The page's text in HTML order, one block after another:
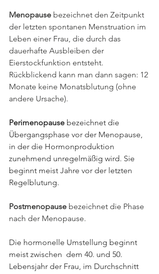
Menopause bezeichnet den Zeitpunkt
der letzten spontanen Menstruation im
Leben einer Frau, die durch das
dauerhafte Ausbleiben der
Eierstockfunktion entsteht.
Rückblickend kann man dann sagen: 12
Monate keine Monatsblutung (ohne
andere Ursache).
Perimenopause bezeichnet die
Übergangsphase vor der Menopause,
in der die Hormonproduktion
zunehmend unregelmäßig wird. Sie
beginnt meist Jahre vor der letzten
Regelblutung.
Postmenopause bezeichnet die Phase
nach der Menopause.
Die hormonelle Umstellung beginnt
meist zwischen  dem 40. und 50.
Lebensjahr der Frau, im Durchschnitt